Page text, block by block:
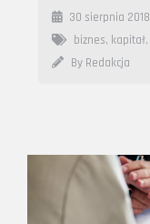
30 sierpnia 2018
biznes, kapitał,
By Redakcja